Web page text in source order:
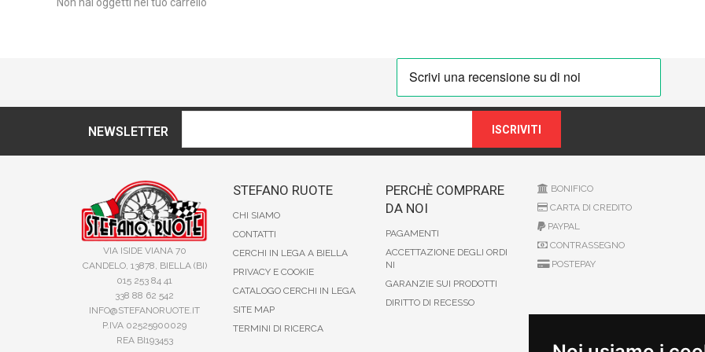
NEWSLETTER ISCRIVITI
VIA ISIDE VIANA 70
CANDELO, 13878, BIELLA (BI)
015 253 84 41
338 88 62 542
INFO@STEFANORUOTE.IT
P.IVA 02525900029
REA BI193453
STEFANO RUOTE
CHI SIAMO
CONTATTI
CERCHI IN LEGA A BIELLA
PRIVACY E COOKIE
CATALOGO CERCHI IN LEGA
SITE MAP
TERMINI DI RICERCA
PERCHÈ COMPRARE
DA NOI
PAGAMENTI
ACCETTAZIONE DEGLI ORDI
NI
GARANZIE SUI PRODOTTI
DIRITTO DI RECESSO
BONIFICO
CARTA DI CREDITO
PAYPAL
CONTRASSEGNO
POSTEPAY